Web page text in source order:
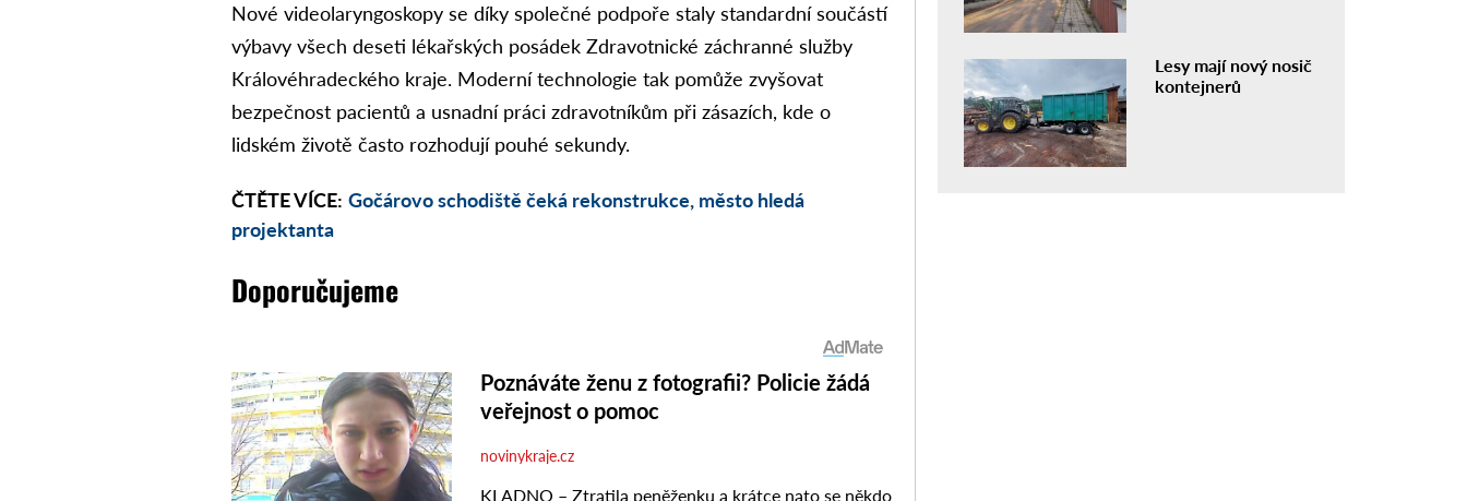
Nové videolaryngoskopy se díky společné podpoře staly standardní součástí
výbavy všech deseti lékařských posádek Zdravotnické záchranné služby
Královéhradeckého kraje. Moderní technologie tak pomůže zvyšovat
bezpečnost pacientů a usnadní práci zdravotníkům při zásazích, kde o
lidském životě často rozhodují pouhé sekundy.
ČTĚTE VÍCE: Gočárovo schodiště čeká rekonstrukce, město hledá
projektanta
Doporučujeme
Lesy mají nový nosič
kontejnerů